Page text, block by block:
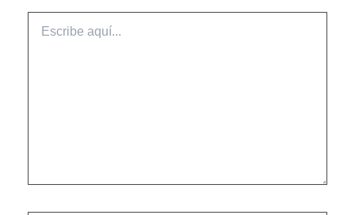
aquí...